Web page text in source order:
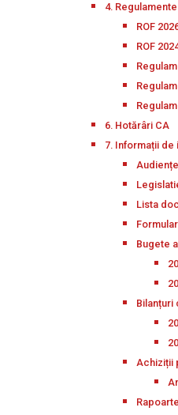
4. Regulamente
ROF
ROF
6. Hotărâri CA
7. Informații
Audiențe
Lista
Bugete
Bilanțuri
Achiziții
Rapoarte